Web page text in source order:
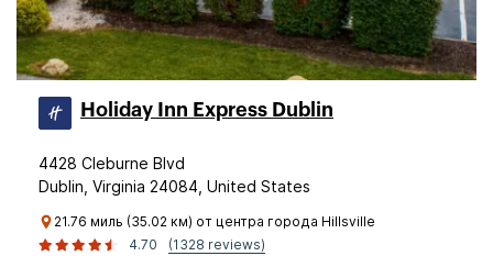
Holiday Inn Express Dublin
4428 Cleburne Blvd
Dublin, Virginia 24084, United States
21.76 миль (35.02 км) от центра города Hillsville
4.70
(1328 reviews)